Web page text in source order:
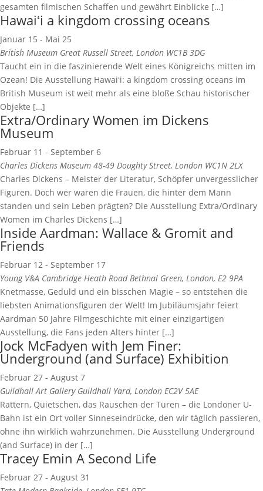
gesamten filmischen Schaffen und gewährt Einblicke […]
Hawaiʻi a kingdom crossing oceans
Januar 15 - Mai 25
British Museum Great Russell Street, London WC1B 3DG
Taucht ein in die faszinierende Welt eines Königreichs mitten im
Ozean! Die Ausstellung Hawaiʻi: a kingdom crossing oceans im
British Museum ist weit mehr als eine bloße Schau historischer
Objekte […]
Extra/Ordinary Women im Dickens
Museum
Februar 11 - September 6
Charles Dickens Museum 48-49 Doughty Street, London WC1N 2LX
Charles Dickens – Meister der Literatur, Schöpfer unvergesslicher
Figuren. Doch wer waren die Frauen, die hinter dem Mann
standen und sein Leben prägten? Die Ausstellung Extra/Ordinary
Women im Charles Dickens […]
Inside Aardman: Wallace & Gromit and
Friends
Februar 12 - September 17
Young V&A Cambridge Heath Road Bethnal Green, London, E2 9PA
Knetmasse, Geduld und ein bisschen Magie – so entstehen die
liebsten Animationsfiguren der Welt! Im Jubiläumsjahr feiert
Aardman 50 Jahre Filmgeschichte mit einer einzigartigen
Ausstellung, die Fans jeden Alters hinter […]
Jock McFadyen with Jem Finer:
Underground (and Surface) Exhibition
Februar 27 - August 7
Guildhall Art Gallery Guildhall Yard, London EC2V 5AE
Rattern, Quietschen, das Rauschen der Türen – die Londoner U-
Bahn ist ein Ort voller Sinneseindrücke, den wir täglich passieren,
ohne ihn wirklich wahrzunehmen. Die Ausstellung Underground
(and Surface) in der […]
Tracey Emin A Second Life
Februar 27 - August 31